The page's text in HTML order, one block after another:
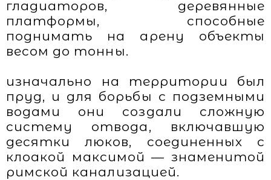
гладиаторов, деревянные
платформы, способные
поднимать на арену объекты
весом до тонны.
изначально на территории был
пруд, и для борьбы с подземными
водами они создали сложную
систему отвода, включавшую
десятки люков, соединенных с
клоакой максимой — знаменитой
римской канализацией.